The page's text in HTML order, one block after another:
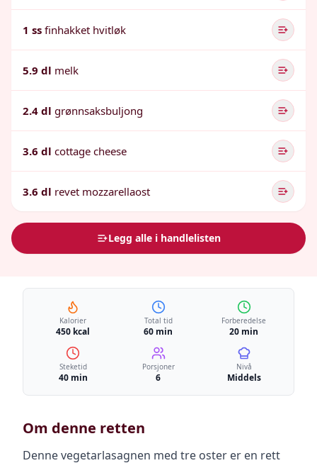
1 ss finhakket hvitløk
5.9 dl melk
2.4 dl grønnsaksbuljong
3.6 dl cottage cheese
3.6 dl revet mozzarellaost
Legg alle i handlelisten
Kalorier
450 kcal
Total tid
60 min
Forberedelse
20 min
Steketid
40 min
Porsjoner
6
Nivå
Middels
Om denne retten
Denne vegetarlasagnen med tre oster er en rett